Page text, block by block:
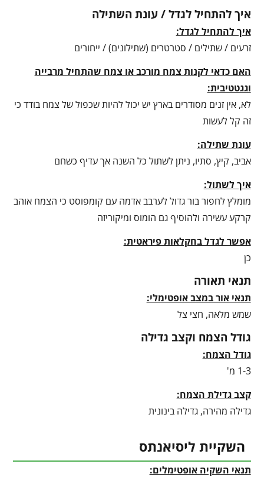
איך להתחיל לגדל / עונת השתילה
איך להתחיל לגדל:
זרעים / שתילים / סטרטרים (שתילונים) / ייחורים
האם כדאי לקנות צמח מורכב או צמח שהתחיל מרבייה
וגגטטיבית:
לא, אין זנים מסודרים בארץ יש יכול להיות שכפול של צמח בודד כי
זה קל לעשות
עונת שתילה:
אביב, קיץ, סתיו, ניתן לשתול כל השנה אך עדיף כשחם
איך לשתול:
מומלץ לחפור בור גדול לערבב אדמה עם קומפוסט כי הצמח אוהב
קרקע עשירה ולהוסיף גם הומוס ומיקוריזה
אפשר לגדל בחקלאות פיראטית:
כן
תנאי תאורה
תנאי אור במצב אופטימלי:
שמש מלאה, חצי צל
גודל הצמח וקצב גדילה
גודל הצמח:
1-3 מ'
קצב גדילת הצמח:
גדילה מהירה, גדילה בינונית
השקיית ליסיאנתס
תנאי השקיה אופטימלים: